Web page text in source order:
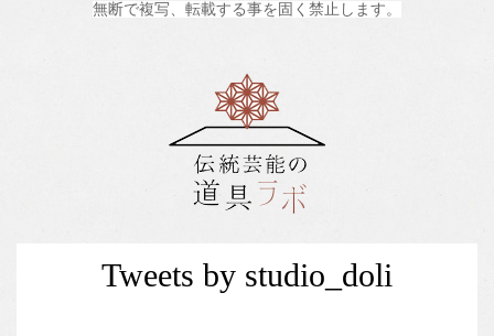
無断で複写、転載する事を固く禁止します。
Tweets by studio_doli